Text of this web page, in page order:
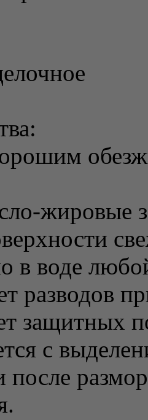
жировые
в воде
разводов
защитных
с
после